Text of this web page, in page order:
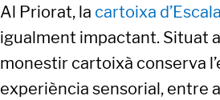
Al Priorat, la cartoixa
igualment impactant. Situat
monestir cartoixà conserva
experiència sensorial, entre